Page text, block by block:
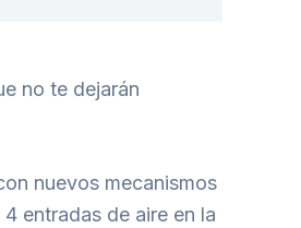
no te dejarán
nuevos mecanismos
entradas de aire en la